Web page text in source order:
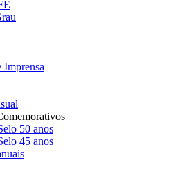
Imprensa
50 anos
45 anos